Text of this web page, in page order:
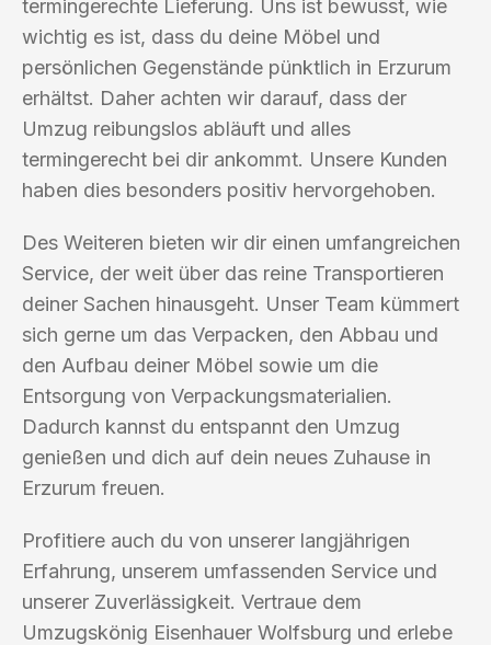
termingerechte Lieferung. Uns ist bewusst, wie
wichtig es ist, dass du deine Möbel und
persönlichen Gegenstände pünktlich in Erzurum
erhältst. Daher achten wir darauf, dass der
Umzug reibungslos abläuft und alles
termingerecht bei dir ankommt. Unsere Kunden
haben dies besonders positiv hervorgehoben.
Des Weiteren bieten wir dir einen umfangreichen
Service, der weit über das reine Transportieren
deiner Sachen hinausgeht. Unser Team kümmert
sich gerne um das Verpacken, den Abbau und
den Aufbau deiner Möbel sowie um die
Entsorgung von Verpackungsmaterialien.
Dadurch kannst du entspannt den Umzug
genießen und dich auf dein neues Zuhause in
Erzurum freuen.
Profitiere auch du von unserer langjährigen
Erfahrung, unserem umfassenden Service und
unserer Zuverlässigkeit. Vertraue dem
Umzugskönig Eisenhauer Wolfsburg und erlebe